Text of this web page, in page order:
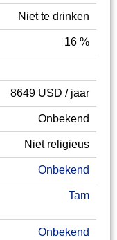
Niet te drinken
16 %
8649 USD / jaar
Onbekend
Niet religieus
Onbekend
Tam
Onbekend